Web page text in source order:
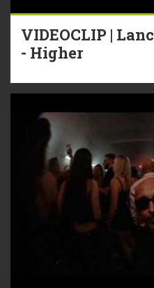
VIDEOCLIP |
- Higher